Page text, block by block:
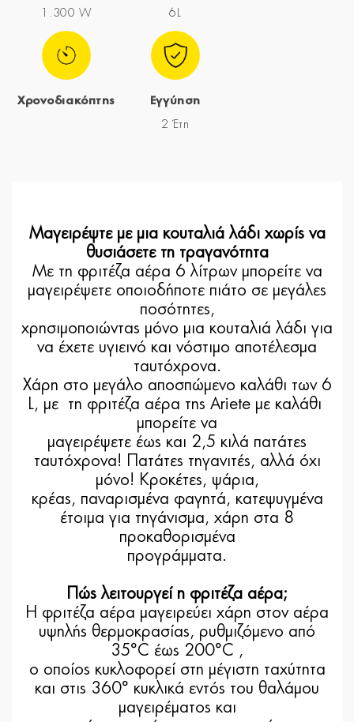
1.300 W 6L
Χρονοδιακόπτης Εγγύηση
2 Έτη
Μαγειρέψτε με μια κουταλιά λάδι χωρίς να
θυσιάσετε τη τραγανότητα
Με τη φριτέζα αέρα 6 λίτρων μπορείτε να
μαγειρέψετε οποιοδήποτε πιάτο σε μεγάλες
ποσότητες,
χρησιμοποιώντας μόνο μια κουταλιά λάδι για
να έχετε υγιεινό και νόστιμο αποτέλεσμα
ταυτόχρονα.
Χάρη στο μεγάλο αποσπώμενο καλάθι των 6
L, με τη φριτέζα αέρα της Ariete με καλάθι
μπορείτε να
μαγειρέψετε έως και 2,5 κιλά πατάτες
ταυτόχρονα! Πατάτες τηγανιτές, αλλά όχι
μόνο! Κροκέτες, ψάρια,
κρέας, παναρισμένα φαγητά, κατεψυγμένα
έτοιμα για τηγάνισμα, χάρη στα 8
προκαθορισμένα
προγράμματα.
Πώς λειτουργεί η φριτέζα αέρα;
Η φριτέζα αέρα μαγειρεύει χάρη στον αέρα
υψηλής θερμοκρασίας, ρυθμιζόμενο από
35°C έως 200°C ,
ο οποίος κυκλοφορεί στη μέγιστη ταχύτητα
και στις 360° κυκλικά εντός του θαλάμου
μαγειρέματος και